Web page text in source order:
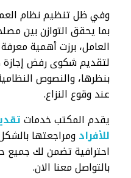
وفي ظل تنظيم نظام
بما يحقق التوازن بين
العامل، برزت أهمية
لتقديم شكوى رفض إجازة
بنظرها، والنصوص
عند وقوع النزاع.
يقدم المكتب خدمات
للأفرادومراجعتها
احترافية تضمن لك جميع
بالتواصل معنا الان.